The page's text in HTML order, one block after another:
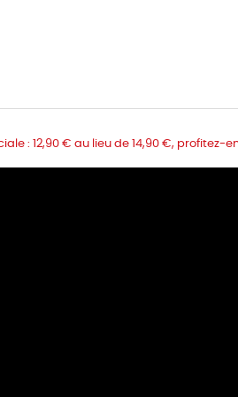
: 12,90 € au lieu de 14,90 €, profitez-